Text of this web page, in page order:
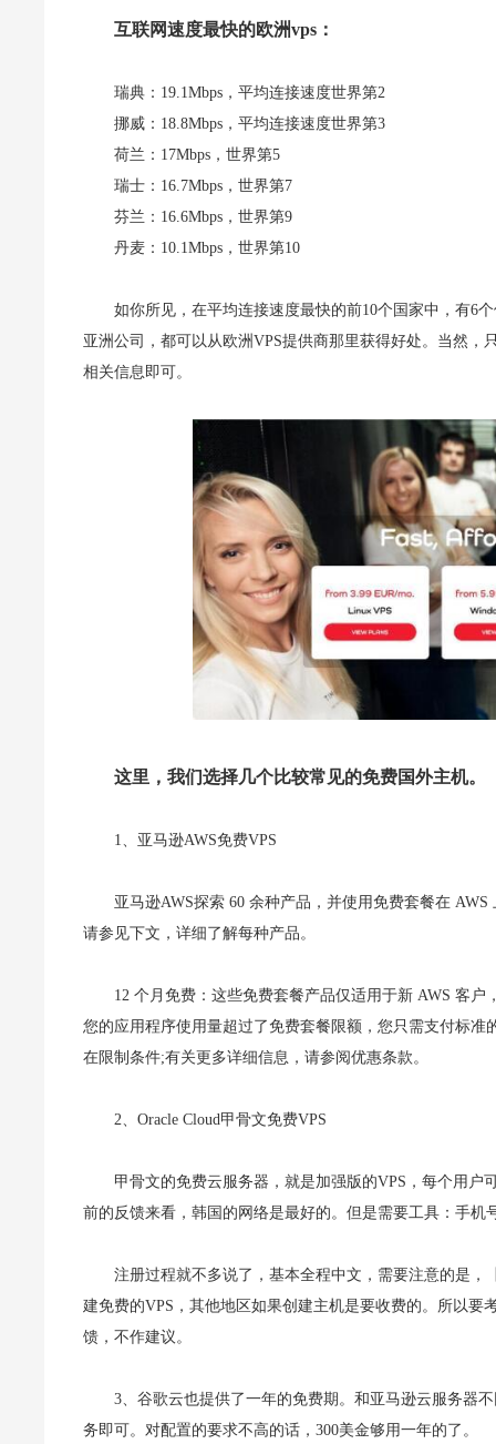
互联网速度最快的欧洲vps：
瑞典：19.1Mbps，平均连接速度世界第2
挪威：18.8Mbps，平均连接速度世界第3
荷兰：17Mbps，世界第5
瑞士：16.7Mbps，世界第7
芬兰：16.6Mbps，世界第9
丹麦：10.1Mbps，世界第10
如你所见，在平均连接速度最快的前10个国家中，有6
亚洲公司，都可以从欧洲VPS提供商那里获得好处。当然，
相关信息即可。
这里，我们选择几个比较常见的免费国外主机。
1、亚马逊AWS免费VPS
亚马逊AWS探索 60 余种产品，并使用免费套餐在
请参见下文，详细了解每种产品。
12 个月免费：这些免费套餐产品仅适用于新 AWS 客
您的应用程序使用量超过了免费套餐限额，您只需支付标
在限制条件;有关更多详细信息，请参阅优惠条款。
2、Oracle Cloud甲骨文免费VPS
甲骨文的免费云服务器，就是加强版的VPS，每个用
前的反馈来看，韩国的网络是最好的。但是需要工具：手机
注册过程就不多说了，基本全程中文，需要注意的是，
建免费的VPS，其他地区如果创建主机是要收费的。所以
馈，不作建议。
3、谷歌云也提供了一年的免费期。和亚马逊云服务器
务即可。对配置的要求不高的话，300美金够用一年的了。